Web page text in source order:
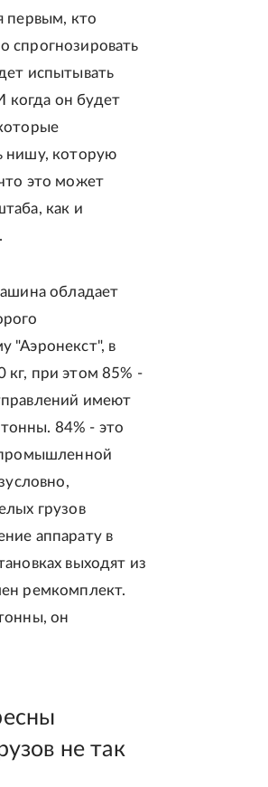
первым, кто
спрогнозировать
испытывать
когда он будет
нишу, которую
это может
как и
обладает
"Аэронекст", в
кг, при этом 85% -
имеют
84% - это
промышленной
грузов
аппарату в
выходят из
ремкомплект.
он
не так